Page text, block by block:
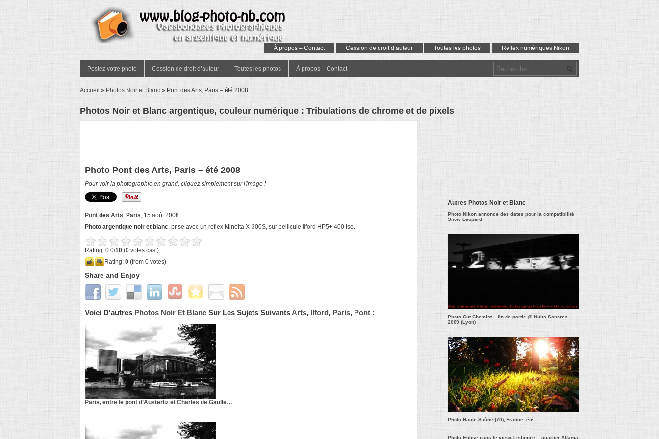
À propos – Contact Cession de droit d’auteur Toutes les photos Reflex numériques Nikon
Postez votre photo Cession de droit d’auteur Toutes les photos À propos – Contact
Accueil » Photos Noir et Blanc » Pont des Arts, Paris – été 2008
Photos Noir et Blanc argentique, couleur numérique : Tribulations de chrome et de pixels
Photo Pont des Arts, Paris – été 2008
Pour voir la photographie en grand, cliquez simplement sur l'image !
Pont des Arts, Paris, 15 août 2008.
Photo argentique noir et blanc, prise avec un reflex Minolta X-300S, sur pellicule Ilford HP5+ 400 Iso.
Rating: 0.0/10 (0 votes cast)
Rating: 0 (from 0 votes)
Share and Enjoy
Voici D'autres Photos Noir Et Blanc Sur Les Sujets Suivants Arts, Ilford, Paris, Pont :
Paris, entre le pont d’Austerliz et Charles de Gaulle…
Autres Photos Noir et Blanc
Photo Nikon annonce des dates pour la compatibilité
Snow Leopard
Photo Cut Chemist – fin de partie @ Nuits Sonores
2009 (Lyon)
Photo Haute-Saône (70), France, été
Photo Eglise dans le vieux Lisbonne – quartier Alfama